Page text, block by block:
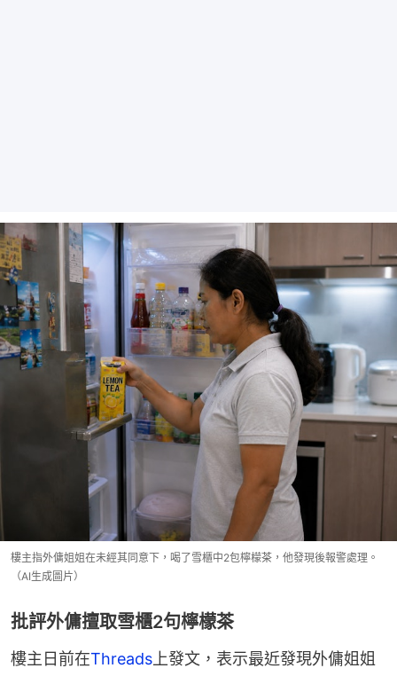
樓主指外傭姐姐在未經其同意下，喝了雪櫃中2包檸檬茶，他發現後報警處理。
（AI生成圖片）
批評外傭擅取雪櫃2句檸檬茶
樓主日前在Threads 上發文，表示最近發現外傭姐姐